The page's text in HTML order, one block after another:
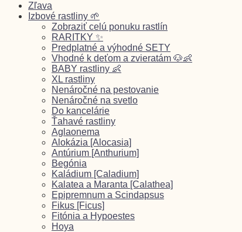
Zľava
Izbové rastliny 🌱
Zobraziť celú ponuku rastlín
RARITKY ✨
Predplatné a výhodné SETY
Vhodné k deťom a zvieratám 🐶👶
BABY rastliny 👶
XL rastliny
Nenáročné na pestovanie
Nenáročné na svetlo
Do kancelárie
Ťahavé rastliny
Aglaonema
Alokázia [Alocasia]
Antúrium [Anthurium]
Begónia
Kaládium [Caladium]
Kalatea a Maranta [Calathea]
Epipremnum a Scindapsus
Fikus [Ficus]
Fitónia a Hypoestes
Hoya